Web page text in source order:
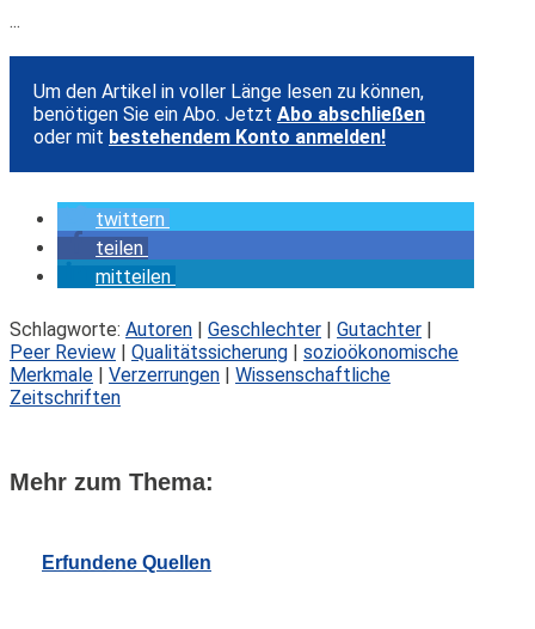
...
Um den Artikel in voller Länge lesen zu können,
benötigen Sie ein Abo. Jetzt Abo abschließen
oder mit bestehendem Konto anmelden!
twittern
teilen
mitteilen
Schlagworte: Autoren | Geschlechter | Gutachter |
Peer Review | Qualitätssicherung | sozioökonomische
Merkmale | Verzerrungen | Wissenschaftliche
Zeitschriften
Mehr zum Thema:
Erfundene Quellen